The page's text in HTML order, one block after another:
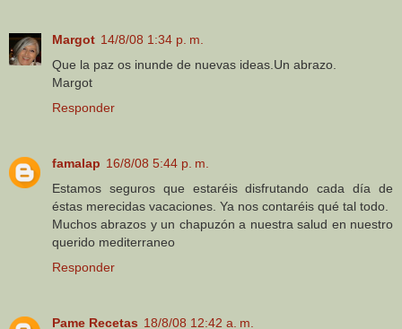
Margot 14/8/08 1:34 p. m.
Que la paz os inunde de nuevas ideas.Un abrazo.
Margot
Responder
famalap 16/8/08 5:44 p. m.
Estamos seguros que estaréis disfrutando cada día de
éstas merecidas vacaciones. Ya nos contaréis qué tal todo.
Muchos abrazos y un chapuzón a nuestra salud en nuestro
querido mediterraneo
Responder
Pame Recetas 18/8/08 12:42 a. m.